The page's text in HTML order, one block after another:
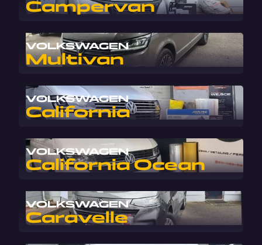
Campervan
VOLKSWAGEN
Multivan
VOLKSWAGEN
California
VOLKSWAGEN
California Ocean
VOLKSWAGEN
Caravelle